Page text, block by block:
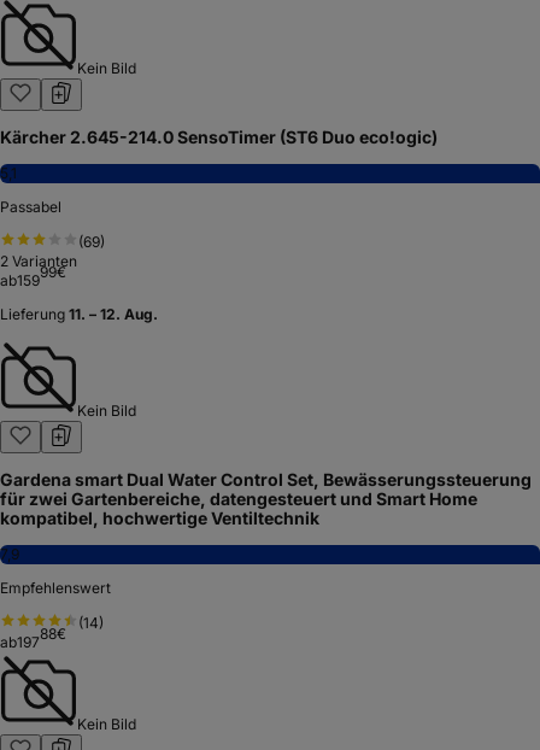
Kein Bild
Kärcher 2.645-214.0 SensoTimer (ST6 Duo eco!ogic)
5,1
Passabel
(69)
2 Varianten
ab15999€
Lieferung 11. – 12. Aug.
Kein Bild
Gardena smart Dual Water Control Set, Bewässerungssteuerung
für zwei Gartenbereiche, datengesteuert und Smart Home
kompatibel, hochwertige Ventiltechnik
7,9
Empfehlenswert
(14)
ab19788€
Kein Bild